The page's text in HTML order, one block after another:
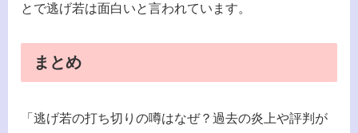
とで逃げ若は面白いと言われています。
まとめ
「逃げ若の打ち切りの噂はなぜ？過去の炎上や評判が